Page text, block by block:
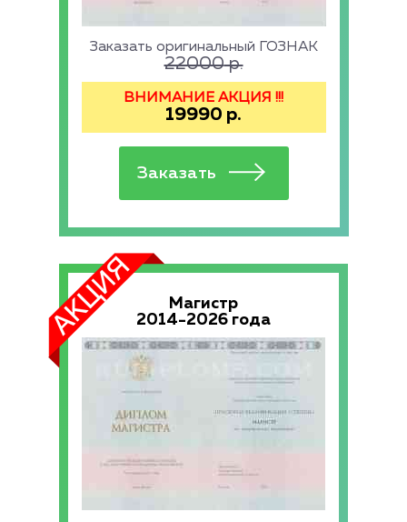
Заказать оригинальный ГОЗНАК
22000р.
ВНИМАНИЕ АКЦИЯ !!!
19990 р.
Магистр
2014-2026 года